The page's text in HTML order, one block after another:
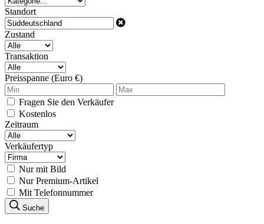
Standort
Zustand
Transaktion
Preisspanne (Euro €)
Fragen Sie den Verkäufer
Kostenlos
Zeitraum
Verkäufertyp
Nur mit Bild
Nur Premium-Artikel
Mit Telefonnummer
Suche